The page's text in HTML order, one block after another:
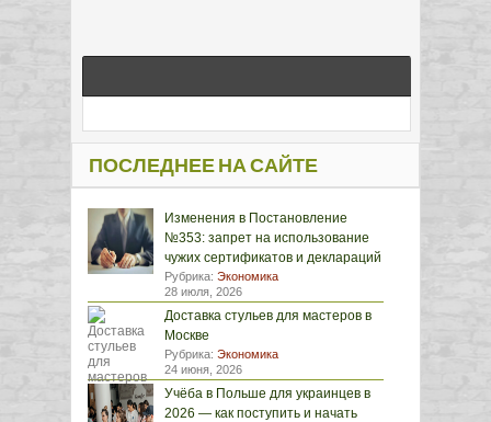
ПОСЛЕДНЕЕ НА САЙТЕ
Изменения в Постановление
№353: запрет на использование
чужих сертификатов и деклараций
Рубрика: Экономика
28 июля, 2026
Доставка стульев для мастеров в
Москве
Рубрика: Экономика
24 июня, 2026
Учёба в Польше для украинцев в
2026 — как поступить и начать